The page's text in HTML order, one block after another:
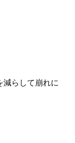
らして崩れに